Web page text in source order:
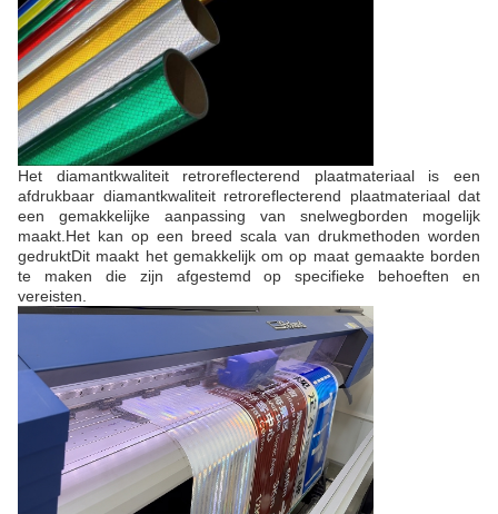
Het diamantkwaliteit retroreflecterend plaatmateriaal is een
afdrukbaar diamantkwaliteit retroreflecterend plaatmateriaal dat
een gemakkelijke aanpassing van snelwegborden mogelijk
maakt.Het kan op een breed scala van drukmethoden worden
gedruktDit maakt het gemakkelijk om op maat gemaakte borden
te maken die zijn afgestemd op specifieke behoeften en
vereisten.